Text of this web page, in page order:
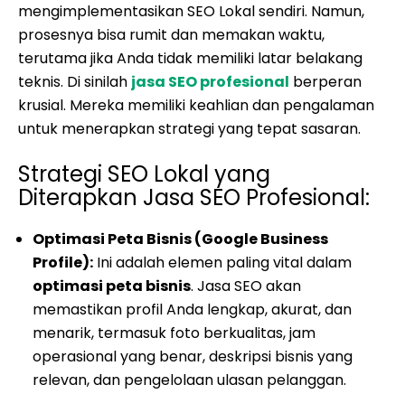
mengimplementasikan SEO Lokal sendiri. Namun,
prosesnya bisa rumit dan memakan waktu,
terutama jika Anda tidak memiliki latar belakang
teknis. Di sinilah jasa SEO profesional berperan
krusial. Mereka memiliki keahlian dan pengalaman
untuk menerapkan strategi yang tepat sasaran.
Strategi SEO Lokal yang
Diterapkan Jasa SEO Profesional:
Optimasi Peta Bisnis (Google Business
Profile): Ini adalah elemen paling vital dalam
optimasi peta bisnis. Jasa SEO akan
memastikan profil Anda lengkap, akurat, dan
menarik, termasuk foto berkualitas, jam
operasional yang benar, deskripsi bisnis yang
relevan, dan pengelolaan ulasan pelanggan.